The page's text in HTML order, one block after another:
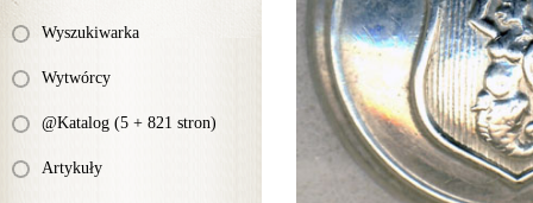
Wyszukiwarka
Wytwórcy
@Katalog (5 + 821 stron)
Artykuły